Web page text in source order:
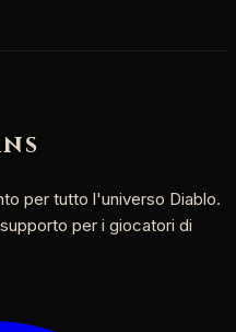
per tutto l'universo Diablo.
per i giocatori di